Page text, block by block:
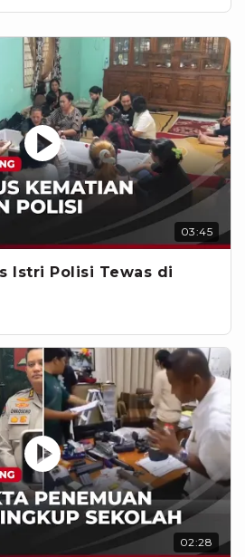
03:45
Istri Polisi Tewas di
02:28